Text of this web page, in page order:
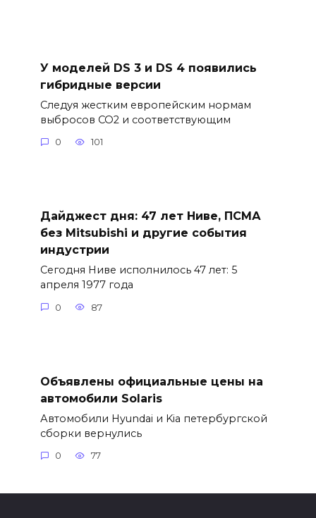
У моделей DS 3 и DS 4 появились
гибридные версии
Следуя жестким европейским нормам
выбросов CO2 и соответствующим
0 101
Дайджест дня: 47 лет Ниве, ПСМА
без Mitsubishi и другие события
индустрии
Сегодня Ниве исполнилось 47 лет: 5
апреля 1977 года
0 87
Объявлены официальные цены на
автомобили Solaris
Автомобили Hyundai и Kia петербургской
сборки вернулись
0 77